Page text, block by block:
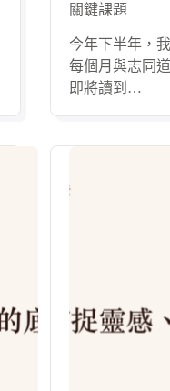
關鍵課題
今年下半年，
每個月與志同
即將讀到…